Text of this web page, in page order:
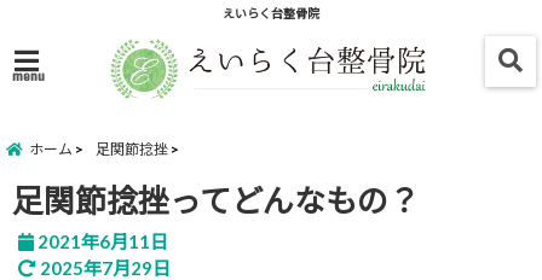
えいらく台整骨院
menu
ホーム 足関節捻挫
足関節捻挫ってどんなもの？
2021年6月11日
2025年7月29日